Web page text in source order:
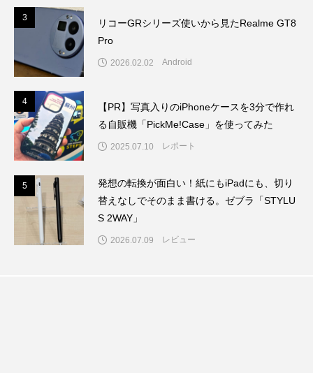
3
リコーGRシリーズ使いから見たRealme GT8
Pro
2026.02.02 Android
4
【PR】写真入りのiPhoneケースを3分で作れ
る自販機「PickMe!Case」を使ってみた
2025.07.10 レポート
5
発想の転換が面白い！紙にもiPadにも、切り
替えなしでそのまま書ける。ゼブラ「STYLU
S 2WAY」
2026.07.09 レビュー